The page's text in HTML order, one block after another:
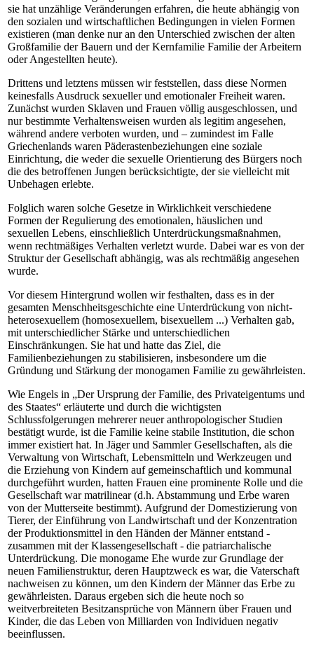
sie hat unzählige Veränderungen erfahren, die heute abhängig von
den sozialen und wirtschaftlichen Bedingungen in vielen Formen
existieren (man denke nur an den Unterschied zwischen der alten
Großfamilie der Bauern und der Kernfamilie Familie der Arbeitern
oder Angestellten heute).
Drittens und letztens müssen wir feststellen, dass diese Normen
keinesfalls Ausdruck sexueller und emotionaler Freiheit waren.
Zunächst wurden Sklaven und Frauen völlig ausgeschlossen, und
nur bestimmte Verhaltensweisen wurden als legitim angesehen,
während andere verboten wurden, und – zumindest im Falle
Griechenlands waren Päderastenbeziehungen eine soziale
Einrichtung, die weder die sexuelle Orientierung des Bürgers noch
die des betroffenen Jungen berücksichtigte, der sie vielleicht mit
Unbehagen erlebte.
Folglich waren solche Gesetze in Wirklichkeit verschiedene
Formen der Regulierung des emotionalen, häuslichen und
sexuellen Lebens, einschließlich Unterdrückungsmaßnahmen,
wenn rechtmäßiges Verhalten verletzt wurde. Dabei war es von der
Struktur der Gesellschaft abhängig, was als rechtmäßig angesehen
wurde.
Vor diesem Hintergrund wollen wir festhalten, dass es in der
gesamten Menschheitsgeschichte eine Unterdrückung von nicht-
heterosexuellem (homosexuellem, bisexuellem ...) Verhalten gab,
mit unterschiedlicher Stärke und unterschiedlichen
Einschränkungen. Sie hat und hatte das Ziel, die
Familienbeziehungen zu stabilisieren, insbesondere um die
Gründung und Stärkung der monogamen Familie zu gewährleisten.
Wie Engels in „Der Ursprung der Familie, des Privateigentums und
des Staates“ erläuterte und durch die wichtigsten
Schlussfolgerungen mehrerer neuer anthropologischer Studien
bestätigt wurde, ist die Familie keine stabile Institution, die schon
immer existiert hat. In Jäger und Sammler Gesellschaften, als die
Verwaltung von Wirtschaft, Lebensmitteln und Werkzeugen und
die Erziehung von Kindern auf gemeinschaftlich und kommunal
durchgeführt wurden, hatten Frauen eine prominente Rolle und die
Gesellschaft war matrilinear (d.h. Abstammung und Erbe waren
von der Mutterseite bestimmt). Aufgrund der Domestizierung von
Tierer, der Einführung von Landwirtschaft und der Konzentration
der Produktionsmittel in den Händen der Männer entstand -
zusammen mit der Klassengesellschaft - die patriarchalische
Unterdrückung. Die monogame Ehe wurde zur Grundlage der
neuen Familienstruktur, deren Hauptzweck es war, die Vaterschaft
nachweisen zu können, um den Kindern der Männer das Erbe zu
gewährleisten. Daraus ergeben sich die heute noch so
weitverbreiteten Besitzansprüche von Männern über Frauen und
Kinder, die das Leben von Milliarden von Individuen negativ
beeinflussen.